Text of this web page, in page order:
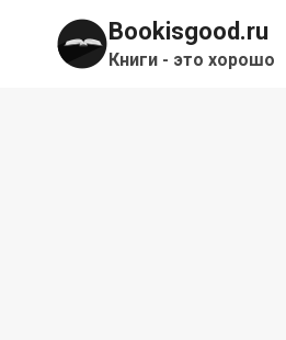
содержимому
Bookisgood.ru
Книги - это хорошо